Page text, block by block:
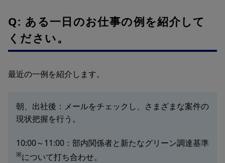
Q: ある一日のお仕事の例を紹介して
ください。
最近の一例を紹介します。
朝、出社後：メールをチェックし、さまざまな案件の
現状把握を行う。
10:00～11:00：部内関係者と新たなグリーン調達基準
※について打ち合わせ。